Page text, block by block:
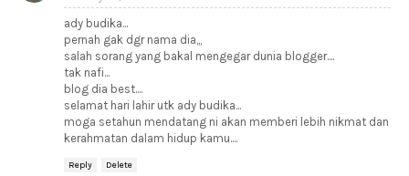
ady budika...
pernah gak dgr nama dia,,,
salah sorang yang bakal mengegar dunia blogger....
tak nafi...
blog dia best....
selamat hari lahir utk ady budika...
moga setahun mendatang ni akan memberi lebih nikmat dan
kerahmatan dalam hidup kamu....
Reply Delete